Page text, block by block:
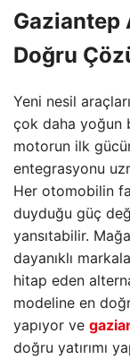
Gaziantep
Doğru
Yeni nesil
çok daha yoğun
motorun ilk
entegrasyonu
Her otomobilin
duyduğu güç
yansıtabilir.
dayanıklı
hitap eden
modeline en
yapıyor ve
doğru yatırımı